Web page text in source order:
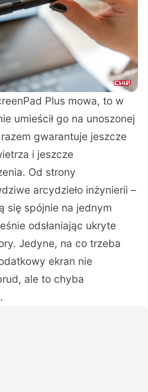
Plus mowa, to w
umieścił go na unoszonej
gwarantuje jeszcze
i jeszcze
Od strony
arcydzieło inżynierii –
się spójnie na jednym
odsłaniając ukryte
Jedyne, na co trzeba
ekran nie
ale to chyba